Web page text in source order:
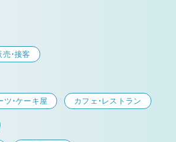
売・接客
ツ・ケーキ屋 カフェ・レストラン